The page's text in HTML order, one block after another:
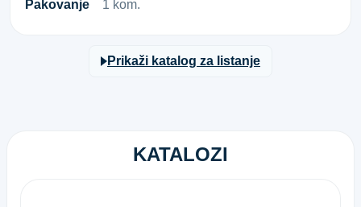
Pakovanje 1 kom.
Prikaži katalog za listanje
KATALOZI